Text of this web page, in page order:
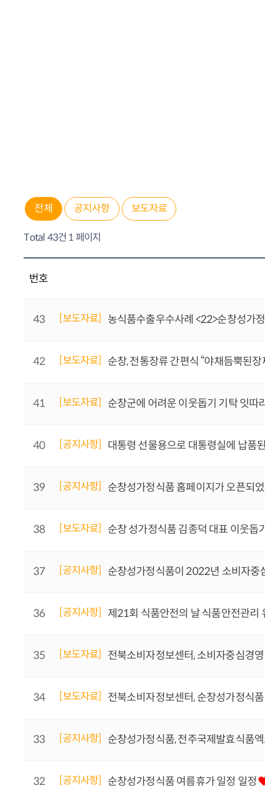
전체 공지사항 보도자료
Total 43건 1 페이지
번호
43 [보도자료] 농식품수출우수사례 <22>순창성가
42 [보도자료] 순창, 전통장류 간편식 “야채듬뿍된
41 [보도자료] 순창군에 어려운 이웃돕기 기탁 잇따
40 [공지사항] 대통령 선물용으로 대통령실에 납품
39 [공지사항] 순창성가정식품 홈페이지가 오픈되
38 [보도자료] 순창 성가정식품 김종덕 대표 이웃돕
37 [공지사항] 순창성가정식품이 2022년 소비자중
36 [공지사항] 제21회 식품안전의 날 식품안전관리
35 [보도자료] 전북소비자정보센터, 소비자중심경
34 [보도자료] 전북소비자정보센터, 순창성가정식
33 [공지사항] 순창성가정식품, 전주국제발효식품
32 [공지사항] 순창성가정식품 여름휴가 일정 일정